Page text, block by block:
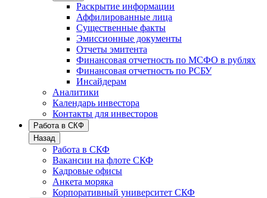
Раскрытие информации
Аффилированные лица
Существенные факты
Эмиссионные документы
Отчеты эмитента
Финансовая отчетность по МСФО в рублях
Финансовая отчетность по РСБУ
Инсайдерам
Аналитики
Календарь инвестора
Контакты для инвесторов
Работа в СКФ
Назад
Работа в СКФ
Вакансии на флоте СКФ
Кадровые офисы
Анкета моряка
Корпоративный университет СКФ